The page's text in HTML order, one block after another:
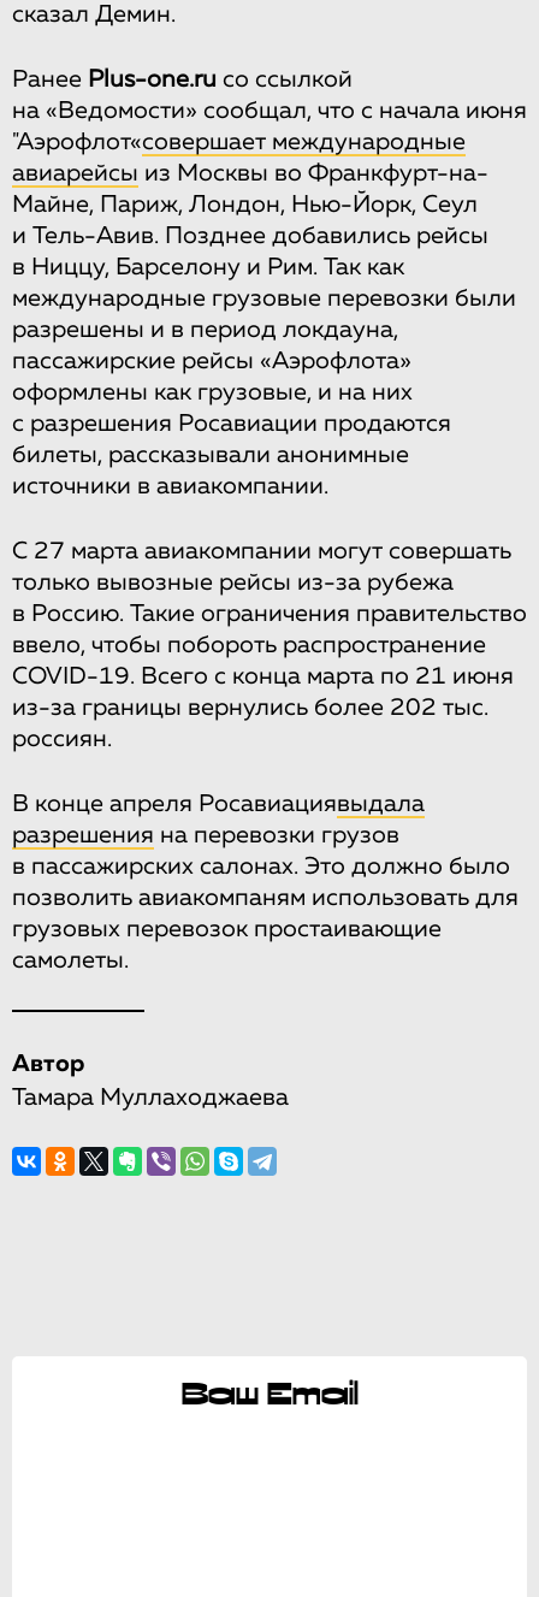
сказал Демин.
Ранее Plus-one.ru со ссылкой
на «Ведомости» сообщал, что с начала июня
"Аэрофлот«совершает международные
авиарейсы из Москвы во Франкфурт-на-
Майне, Париж, Лондон, Нью-Йорк, Сеул
и Тель-Авив. Позднее добавились рейсы
в Ниццу, Барселону и Рим. Так как
международные грузовые перевозки были
разрешены и в период локдауна,
пассажирские рейсы «Аэрофлота»
оформлены как грузовые, и на них
с разрешения Росавиации продаются
билеты, рассказывали анонимные
источники в авиакомпании.
С 27 марта авиакомпании могут совершать
только вывозные рейсы из-за рубежа
в Россию. Такие ограничения правительство
ввело, чтобы побороть распространение
COVID-19. Всего с конца марта по 21 июня
из-за границы вернулись более 202 тыс.
россиян.
В конце апреля Росавиациявыдала
разрешения на перевозки грузов
в пассажирских салонах. Это должно было
позволить авиакомпаням использовать для
грузовых перевозок простаивающие
самолеты.
Автор
Тамара Муллаходжаева
Ваш Email